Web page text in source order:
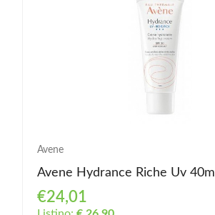
Avene
Avene Hydrance Riche Uv 40ml
€24,01